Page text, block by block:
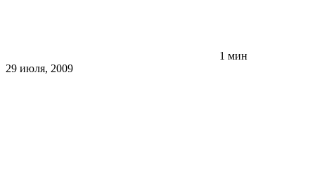
1 мин
29 июля, 2009